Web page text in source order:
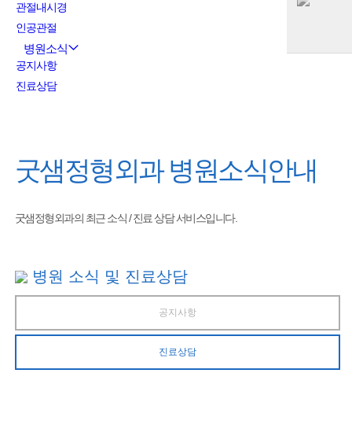
관절내시경
인공관절
병원소식
공지사항
진료상담
굿샘정형외과병원소식안내
굿샘정형외과의 최근 소식 / 진료 상담 서비스입니다.
병원 소식 및 진료상담
공지사항
진료상담